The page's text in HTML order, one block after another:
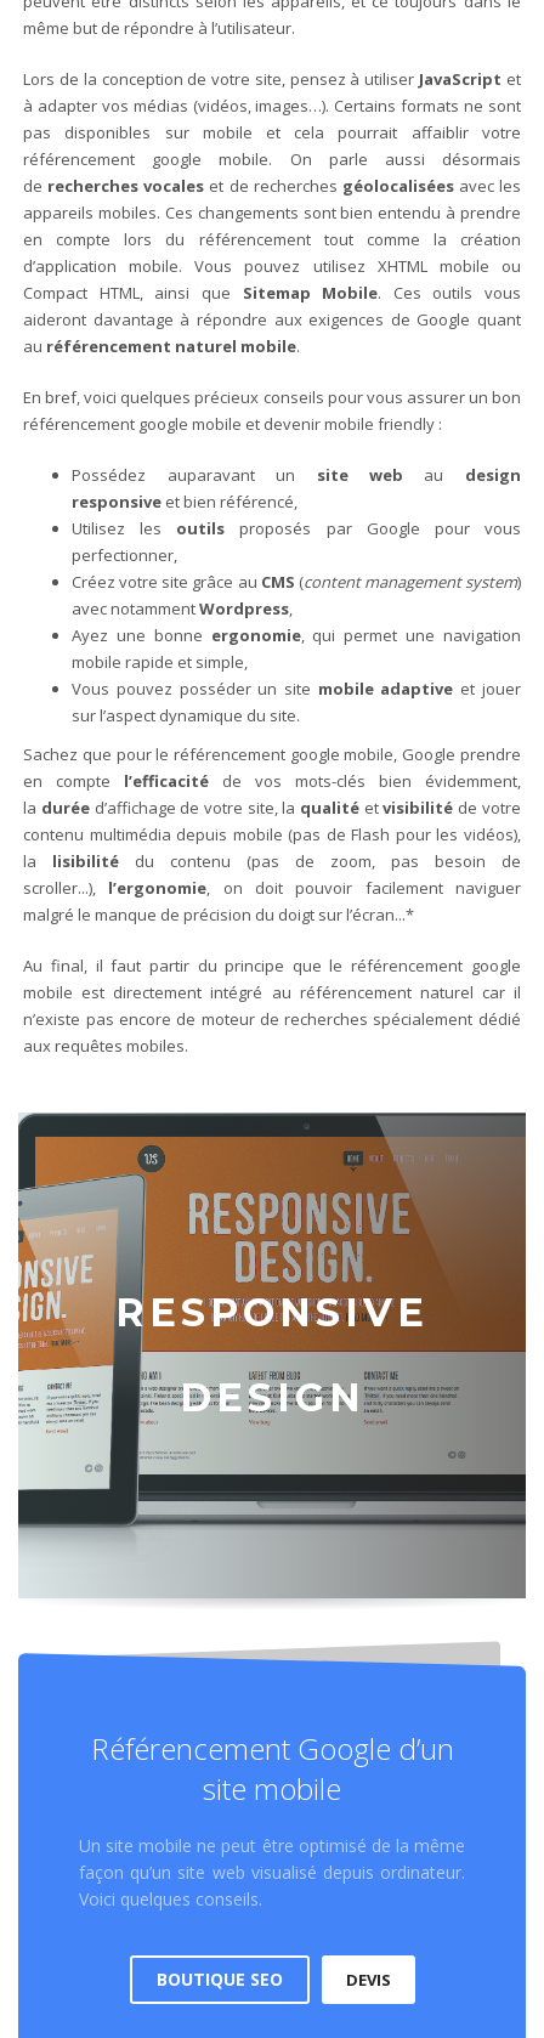
même but de répondre à l’utilisateur.
Lors de la conception de votre site, pensez à utiliser JavaScript et
à adapter vos médias (vidéos, images…). Certains formats ne sont
pas disponibles sur mobile et cela pourrait affaiblir votre
référencement google mobile. On parle aussi désormais
de recherches vocales et de recherches géolocaliséesavec les
appareils mobiles. Ces changements sont bien entendu à prendre
en compte lors du référencement tout comme la création
d’application mobile. Vous pouvez utilisez XHTML mobile ou
Compact HTML, ainsi que Sitemap Mobile. Ces outils vous
aideront davantage à répondre aux exigences de Google quant
au référencement naturel mobile.
En bref, voici quelques précieux conseils pour vous assurer un bon
référencement google mobile et devenir mobile friendly :
Possédez auparavant un site web au design
responsive et bien référencé,
Utilisez les outilsproposés par Google pour vous
perfectionner,
Créez votre site grâce au CMS (content management system)
avec notammentWordpress
Ayez une bonne ergonomie, qui permet une navigation
mobile rapide et simple,
Vous pouvez posséder un site mobile adaptive et jouer
sur l’aspect dynamique du site.
Sachez que pour le référencement google mobile, Google prendre
en compte l’efficacité de vos mots-clés bien évidemment,
la durée d’affichage de votre site, la qualité etvisibilité de votre
contenu multimédia depuis mobile (pas de Flash pour les vidéos),
la lisibilité du contenu (pas de zoom, pas besoin de
scroller...), l’ergonomie , on doit pouvoir facilement naviguer
malgré le manque de précision du doigt sur l’écran...*
Au final, il faut partir du principe que le référencement google
mobile est directement intégré au référencement naturel car il
n’existe pas encore de moteur de recherches spécialement dédié
aux requêtes mobiles.
RESPONSIVE
DESIGN
Référencement Google d’un
site mobile
Un site mobile ne peut être optimisé de la même
façon qu’un site web visualisé depuis ordinateur.
Voici quelques conseils.
BOUTIQUE SEO DEVIS